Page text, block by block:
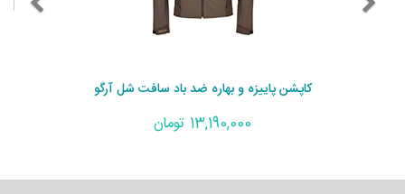
کاپشن پاییزه و بهاره ضد باد سافت شل آرگو
13,190,000 تومان